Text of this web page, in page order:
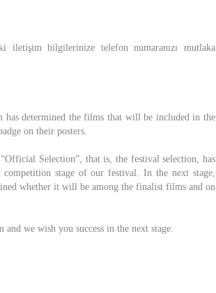
iletişim bilgilerinize telefon numaranızı mutlaka
determined the films that will be included in the
on their posters.
Selection”, that is, the festival selection, has
stage of our festival. In the next stage,
whether it will be among the finalist films and on
we wish you success in the next stage.